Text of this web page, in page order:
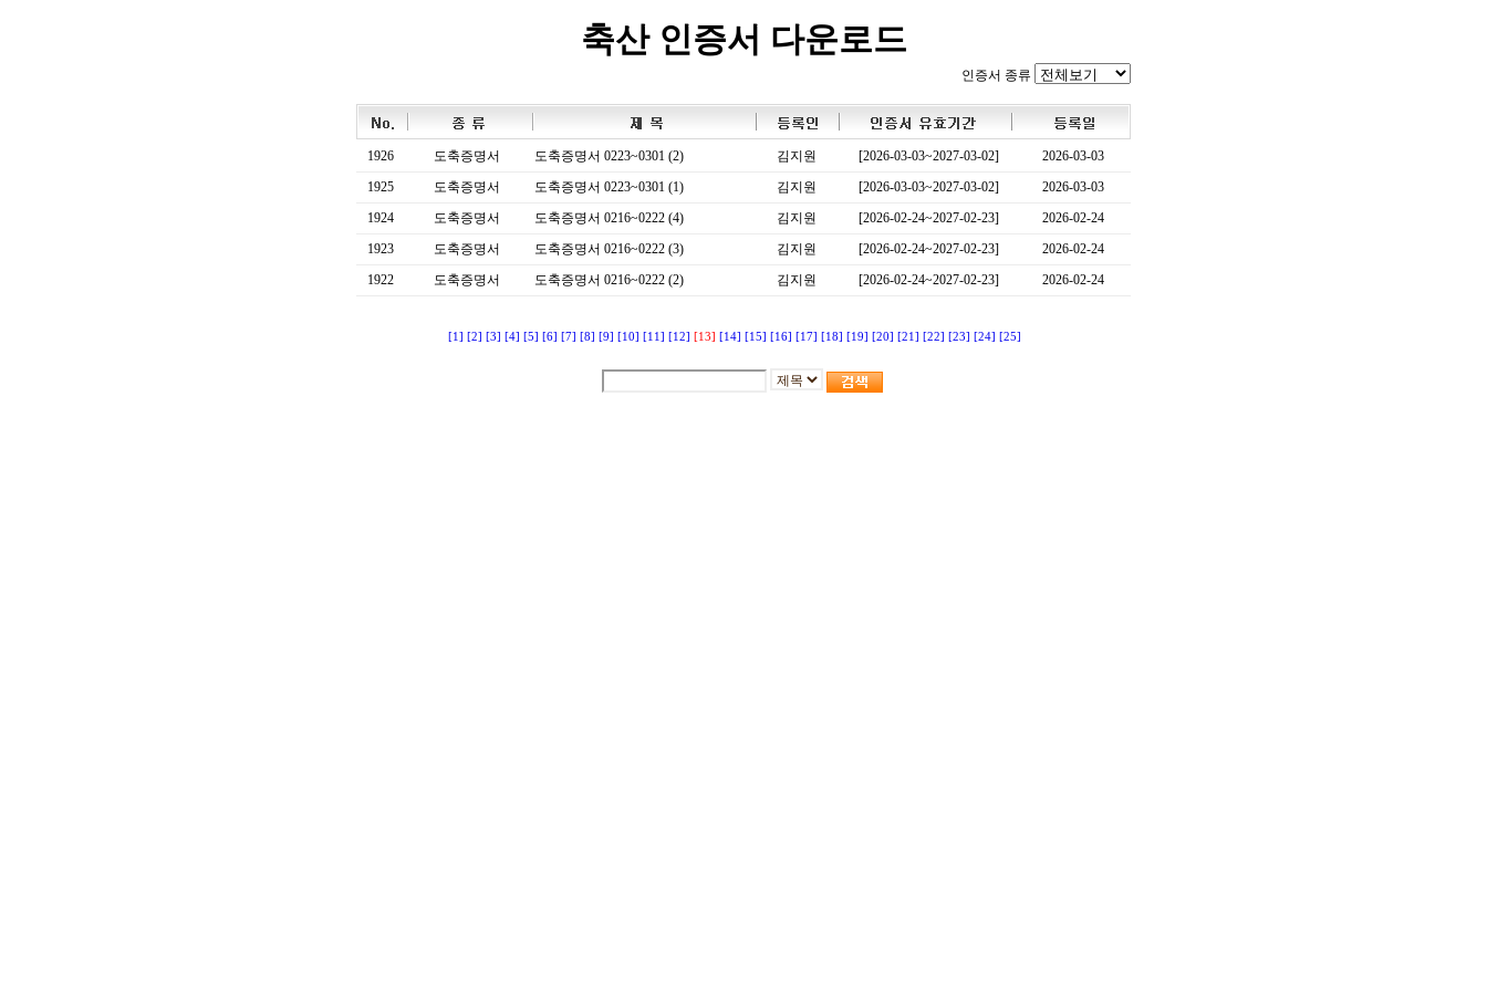
축산 인증서 다운로드
인증서 종류
1926 도축증명서 도축증명서 0223~0301 (2) 김지원 [2026-03-03~2027-03-02]
2026-03-03
1925
도축증명서 도축증명서 0223~0301 (1) 김지원 [2026-03-03~2027-03-02]
2026-03-03
1924
도축증명서 도축증명서 0216~0222 (4) 김지원 [2026-02-24~2027-02-23]
2026-02-24
1923
도축증명서 도축증명서 0216~0222 (3) 김지원 [2026-02-24~2027-02-23]
2026-02-24
1922
도축증명서 도축증명서 0216~0222 (2) 김지원 [2026-02-24~2027-02-23] 2026-02-24
[1] [2] [3] [4] [5] [6] [7] [8] [9] [10] [11] [12] [13] [14] [15] [16] [17] [18] [19] [20] [21] [22] [23] [24] [25]